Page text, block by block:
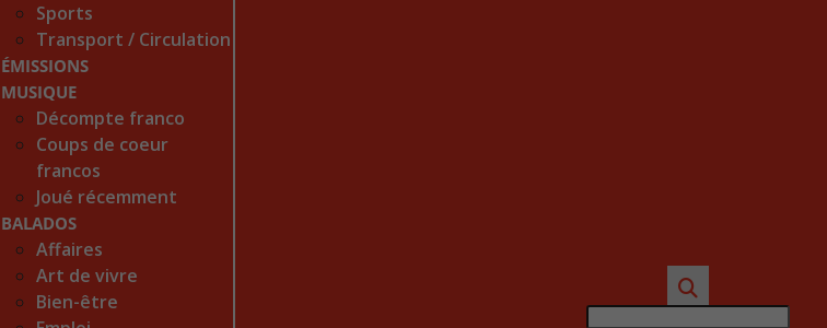
Sports
Transport / Circulation
ÉMISSIONS
MUSIQUE
Décompte franco
Coups de coeur
francos
Joué récemment
BALADOS
Affaires
Art de vivre
Bien-être